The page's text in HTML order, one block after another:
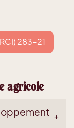
283-21
agricole